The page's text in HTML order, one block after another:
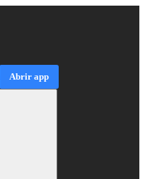
Abrir app